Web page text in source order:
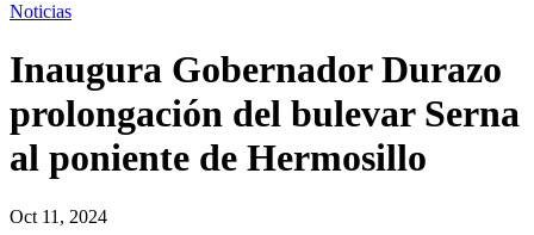
Noticias
Inaugura Gobernador Durazo
prolongación del bulevar Serna
al poniente de Hermosillo
Oct 11, 2024